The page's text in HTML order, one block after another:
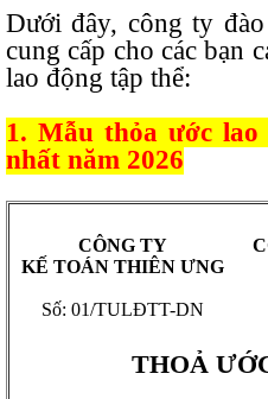
Dưới đây, công ty
cung cấp cho các bạn
lao động tập thể:
1. Mẫu thỏa ước
nhất năm 2026
CÔNG TY
KẾ TOÁN THIÊN ƯNG
Số: 01/TULĐTT-DN
THOẢ